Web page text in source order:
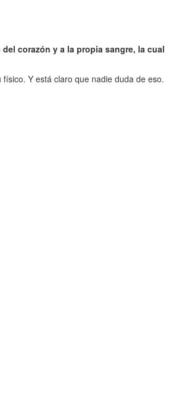
corazón y a la propia sangre, la cual
Y está claro que nadie duda de eso.